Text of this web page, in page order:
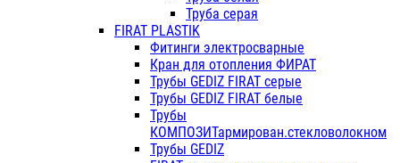
Труба серая
FIRAT PLASTIK
Фитинги электросварные
Кран для отопления ФИРАТ
Трубы GEDIZ FIRAT серые
Трубы GEDIZ FIRAT белые
Трубы
КОМПОЗИТармирован.стекловолокном
Трубы GEDIZ